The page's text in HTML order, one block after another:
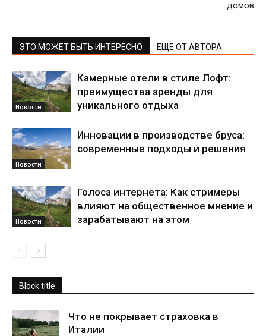
домов
ЭТО МОЖЕТ БЫТЬ ИНТЕРЕСНО ЕЩЕ ОТ АВТОРА
Новости
Камерные отели в стиле Лофт:
преимущества аренды для
уникального отдыха
Новости
Инновации в производстве бруса:
современные подходы и решения
Новости
Голоса интернета: Как стримеры
влияют на общественное мнение и
зарабатывают на этом
Block title
Что не покрывает страховка в
Италии